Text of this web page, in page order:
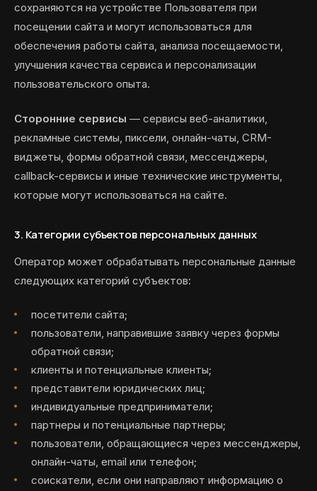
сохраняются на устройстве Пользователя при
посещении сайта и могут использоваться для
обеспечения работы сайта, анализа посещаемости,
улучшения качества сервиса и персонализации
пользовательского опыта.
Сторонние сервисы — сервисы веб-аналитики,
рекламные системы, пиксели, онлайн-чаты, CRM-
виджеты, формы обратной связи, мессенджеры,
callback-сервисы и иные технические инструменты,
которые могут использоваться на сайте.
3. Категории субъектов персональных данных
Оператор может обрабатывать персональные данные
следующих категорий субъектов:
посетители сайта;
пользователи, направившие заявку через формы
обратной связи;
клиенты и потенциальные клиенты;
представители юридических лиц;
индивидуальные предприниматели;
партнеры и потенциальные партнеры;
пользователи, обращающиеся через мессенджеры,
онлайн-чаты, email или телефон;
соискатели, если они направляют информацию о